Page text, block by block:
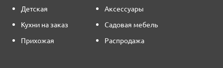
Детская
Кухни на заказ
Прихожая
Аксессуары
Садовая мебель
Распродажа